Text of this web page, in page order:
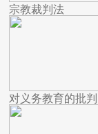
宗教裁判法
对义务教育的批判